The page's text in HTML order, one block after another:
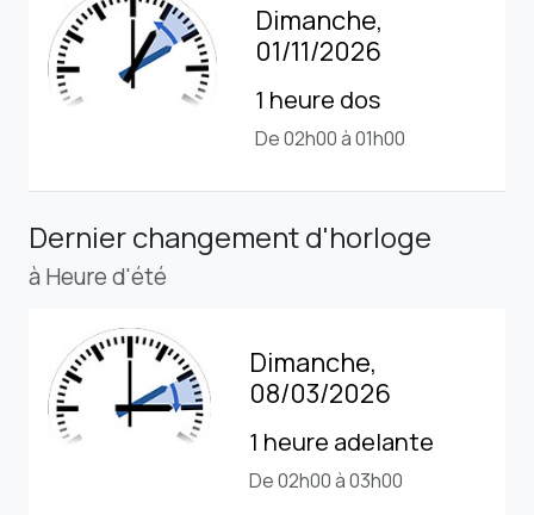
Dimanche,
01/11/2026
1 heure dos
De 02h00 à 01h00
Dernier changement d'horloge
à Heure d'été
Dimanche,
08/03/2026
1 heure adelante
De 02h00 à 03h00